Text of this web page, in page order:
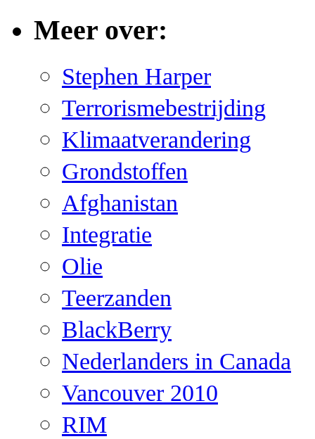
Meer over:
Stephen Harper
Terrorismebestrijding
Klimaatverandering
Grondstoffen
Afghanistan
Integratie
Olie
Teerzanden
BlackBerry
Nederlanders in Canada
Vancouver 2010
RIM